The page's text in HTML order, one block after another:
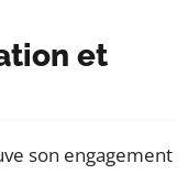
et
son engagement